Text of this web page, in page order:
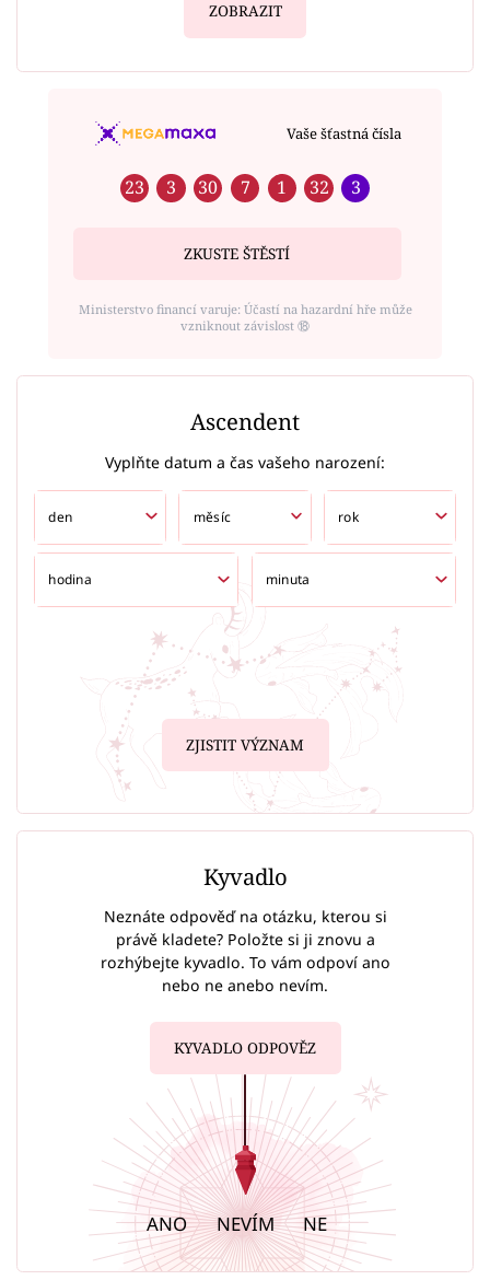
ZOBRAZIT
Vaše šťastná čísla
23 3 30 7 1 32 3
ZKUSTE ŠTĚSTÍ
Ministerstvo financí varuje: Účastí na hazardní hře může
vzniknout závislost ⑱
Ascendent
Vyplňte datum a čas vašeho narození:
ZJISTIT VÝZNAM
Kyvadlo
Neznáte odpověď na otázku, kterou si
právě kladete? Položte si ji znovu a
rozhýbejte kyvadlo. To vám odpoví ano
nebo ne anebo nevím.
KYVADLO ODPOVĚZ
ANO NEVÍM NE